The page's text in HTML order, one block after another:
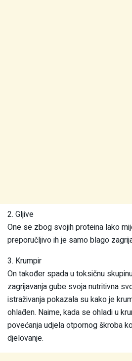
2. Gljive
One se zbog svojih proteina lako
preporučljivo ih je samo blago
3. Krumpir
On također spada u toksičnu
zagrijavanja gube svoja nutritivna
istraživanja pokazala su kako je
ohlađen. Naime, kada se ohladi u
povećanja udjela otpornog škroba
djelovanje.